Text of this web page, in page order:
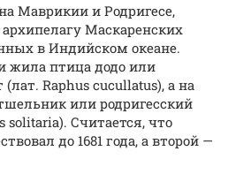
Маврикии и Родригесе,
Маскаренских
в Индийском океане.
жила птица додо или
Raphus cucullatus), а на
или родригесский
solitaria). Считается, что
до 1681 года, а второй —